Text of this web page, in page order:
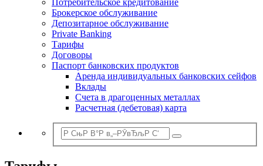
Потребительское кредитование
Брокерское обслуживание
Депозитарное обслуживание
Private Banking
Тарифы
Договоры
Паспорт банковских продуктов
Аренда индивидуальных банковских сейфов
Вклады
Счета в драгоценных металлах
Расчетная (дебетовая) карта